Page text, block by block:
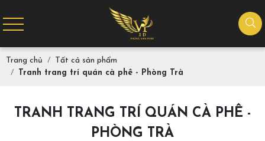
Trang chủ
Tất cả sản phẩm
Tranh trang trí quán cà phê - Phòng Trà
TRANH TRANG TRÍ QUÁN CÀ PHÊ -
PHÒNG TRÀ